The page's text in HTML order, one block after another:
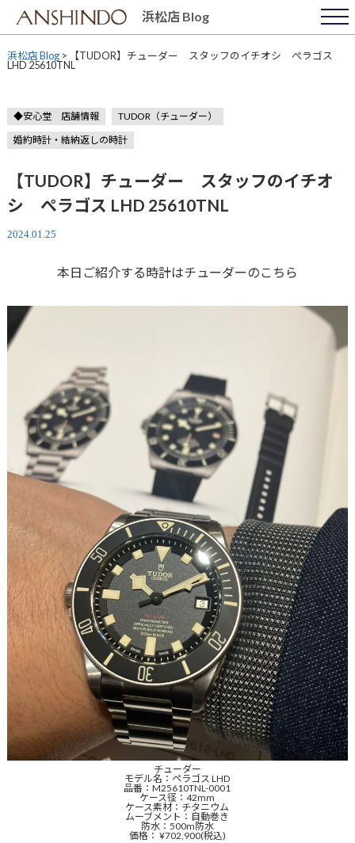
content
浜松店 Blog
浜松店 Blog> 【TUDOR】チューダー スタッフのイチオシ ぺラゴス
LHD 25610TNL
◆安心堂 店舗情報
TUDOR（チューダー）
婚約時計・結納返しの時計
【TUDOR】チューダー スタッフのイチオ
シ ぺラゴス LHD 25610TNL
2024.01.25
本日ご紹介する時計はチューダーのこちら
チューダー
モデル名：ペラゴス LHD
品番：M25610TNL-0001
ケース径：42mm
ケース素材：チタニウム
ムーブメント：自動巻き
防水：500m防水
価格： ¥702,900(税込)